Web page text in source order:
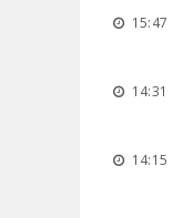
15:47
14:31
14:15